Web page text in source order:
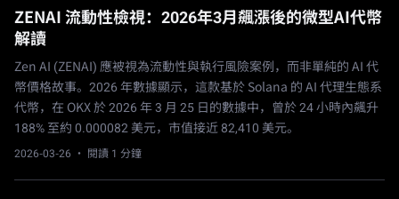
ZENAI 流動性檢視：2026年3月飆漲後的微型AI代幣
解讀
Zen AI (ZENAI) 應被視為流動性與執行風險案例，而非單純的 AI 代
幣價格故事。2026 年數據顯示，這款基於 Solana 的 AI 代理生態系
代幣，在 OKX 於 2026 年 3 月 25 日的數據中，曾於 24 小時內飆升
188% 至約 0.000082 美元，市值接近 82,410 美元。
2026-03-26 · 閱讀 1 分鐘